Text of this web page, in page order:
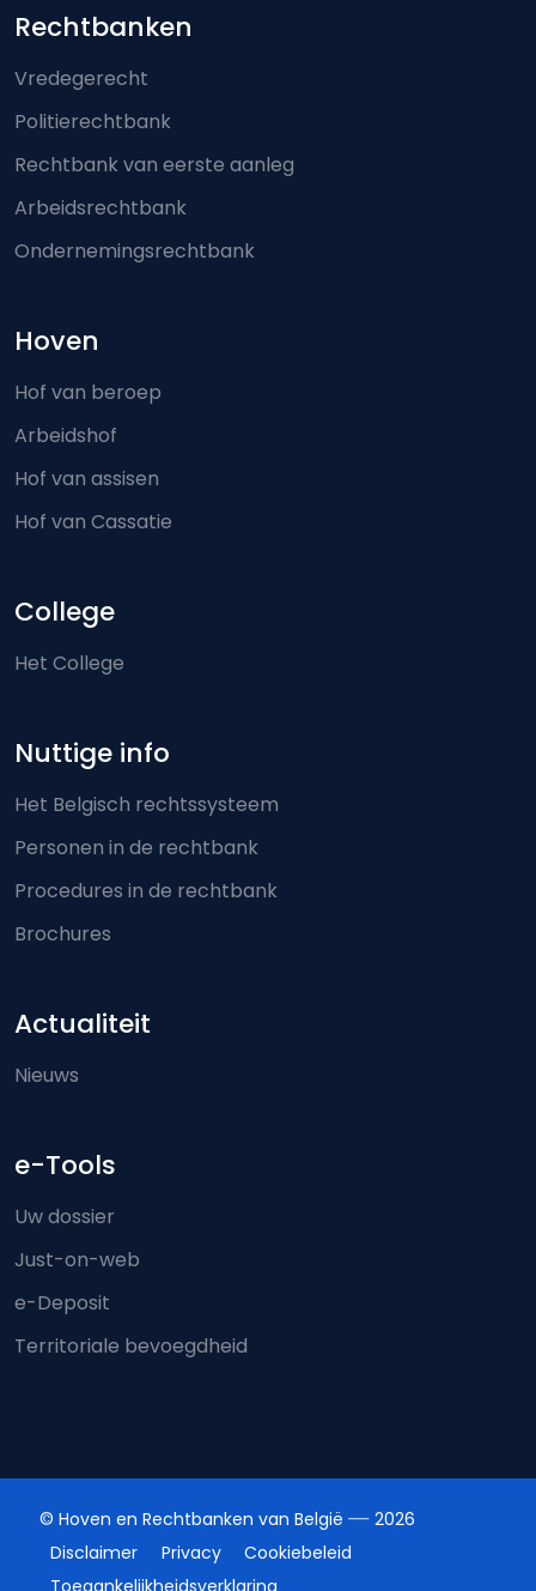
Footer-menu
Rechtbanken
Vredegerecht
Politierechtbank
Rechtbank van eerste aanleg
Arbeidsrechtbank
Ondernemingsrechtbank
Hoven
Hof van beroep
Arbeidshof
Hof van assisen
Hof van Cassatie
College
Het College
Nuttige info
Het Belgisch rechtssysteem
Personen in de rechtbank
Procedures in de rechtbank
Brochures
Actualiteit
Nieuws
e-Tools
Uw dossier
Just-on-web
e-Deposit
Territoriale bevoegdheid
© Hoven en Rechtbanken van België
2026
Disclaimer
Privacy
Cookiebeleid